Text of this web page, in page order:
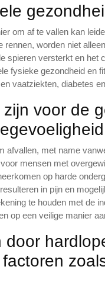
om af te vallen kan
worden niet
spieren versterkt en het
fysieke gezondheid en
vaatziekten, diabetes
voor de
afvallen, met name
mensen met
op harde
in pijn en
te houden met de
op een veilige manier